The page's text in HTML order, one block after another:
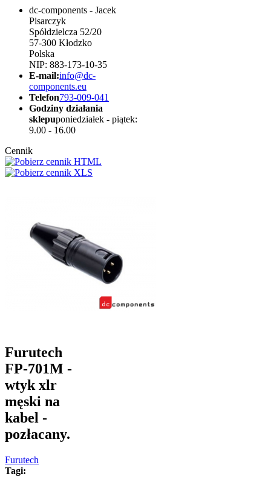
dc-components - Jacek
Pisarczyk
Spółdzielcza 52/20
57-300 Kłodzko
Polska
NIP: 883-173-10-35
E-mail:info@dc-
components.eu
Telefon793-009-041
Godziny działania
sklepuponiedziałek - piątek:
9.00 - 16.00
Cennik
Furutech
FP-701M -
wtyk xlr
męski na
kabel -
pozłacany.
Furutech
Tagi: